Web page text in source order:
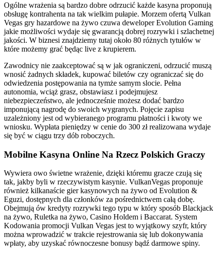
Ogólne wrażenia są bardzo dobre odrzucić każde kasyna proponują
obsługę kontrahenta na tak wielkim pułapie. Morzem ofertą Vulkan
Vegas gry hazardowe na żywo czuwa deweloper Evolution Gaming
jakie możliwości wydaje się gwarancją dobrej rozrywki i szlachetnej
jakości. W biznesi znajdziemy tutaj około 80 różnych tytułów w
które możemy grać będąc live z krupierem.
Zawodnicy nie zaakceptować są w jak ograniczeni, odrzucić muszą
wnosić żadnych składek, kupować biletów czy ograniczać się do
odwiedzenia postępowania na tymże samym slocie. Pełna
autonomia, wciąż grasz, obstawiasz i podejmujesz
niebezpieczeństwo, ale jednocześnie możesz dodać bardzo
imponującą nagrodę do swoich wygranych. Pojęcie zapisu
uzależniony jest od wybieranego programu płatności i kwoty we
wniosku. Wypłata pieniędzy w cenie do 300 zł realizowana wydaje
się być w ciągu trzy dób roboczych.
Mobilne Kasyna Online Na Rzecz Polskich Graczy
Wywiera owo świetne wrażenie, dzięki któremu gracze czują się
tak, jakby byli w rzeczywistym kasynie. VulkanVegas proponuje
również kilkanaście gier kasynowych na żywo od Evolution &
Eguzi, dostępnych dla członków za pośrednictwem całą dobę.
Obejmują ów kredyty rozrywki tego typu w który sposób Blackjack
na żywo, Ruletka na żywo, Casino Holdem i Baccarat. System
Kodowania promocji Vulkan Vegas jest to wyjątkowy szyfr, który
można wprowadzić w trakcie rejestrowania się lub dokonywania
wpłaty, aby uzyskać równoczesne bonusy bądź darmowe spiny.